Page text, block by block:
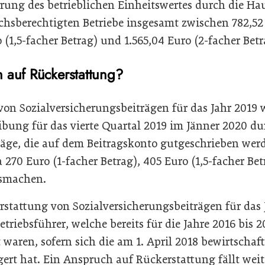
des betrieblichen Einheitswertes durch die
Betriebe insgesamt zwischen
(1,5-facher Betrag) und 1.565,04 Euro (2-facher
Rückerstattung?
Sozialversicherungsbeiträgen für das Jahr
für das vierte Quartal 2019 im Jänner 2020
die auf dem Beitragskonto gutgeschrieben
Euro (1-facher Betrag), 405 Euro (1,5-facher
von Sozialversicherungsbeiträgen für das
welche bereits für die Jahre 2016 bis
sofern sich die am 1. April 2018
hat. Ein Anspruch auf Rückerstattung fällt